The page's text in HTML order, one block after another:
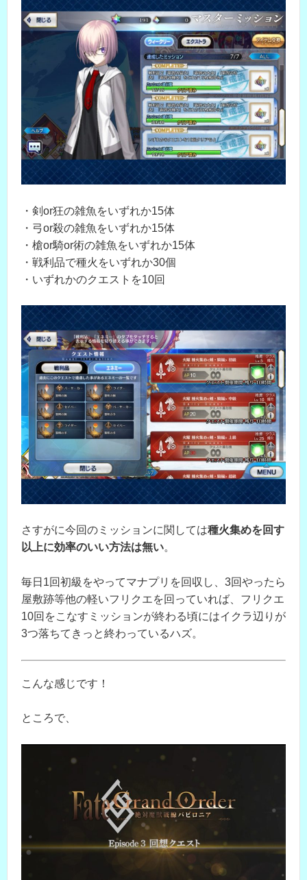
・剣or狂の雑魚をいずれか15体
・弓or殺の雑魚をいずれか15体
・槍or騎or術の雑魚をいずれか15体
・戦利品で種火をいずれか30個
・いずれかのクエストを10回
さすがに今回のミッションに関しては種火集めを回す
以上に効率のいい方法は無い。
毎日1回初級をやってマナプリを回収し、3回やったら
屋敷跡等他の軽いフリクエを回っていれば、フリクエ
10回をこなすミッションが終わる頃にはイクラ辺りが
3つ落ちてきっと終わっているハズ。
こんな感じです！
ところで、